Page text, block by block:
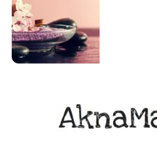
Para antes e depois de
Saiba Mais
Acupuntura focada